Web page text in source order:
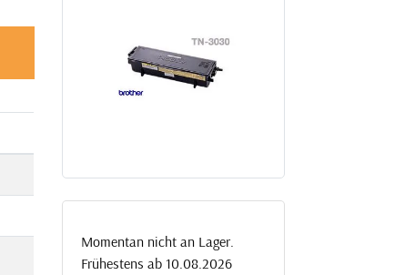
Momentan nicht an Lager.
Frühestens ab 10.08.2026